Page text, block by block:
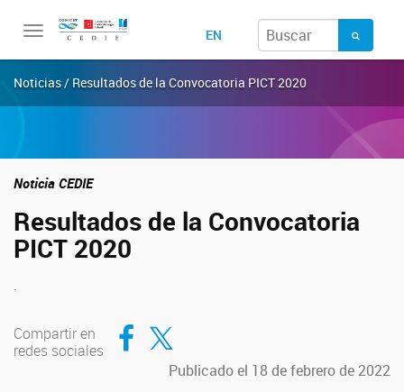
Toggle
EN
Noticias / Resultados de la Convocatoria PICT 2020
Noticia CEDIE
Resultados de la Convocatoria
PICT 2020
.
Compartir en
redes sociales
Compartir en Facebook
Compartir en Twitter
Publicado el 18 de febrero de 2022